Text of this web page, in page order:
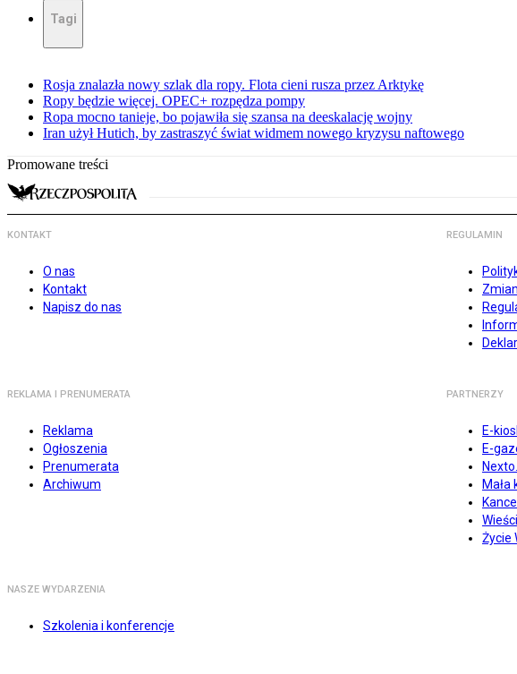
Tagi
Rosja znalazła nowy szlak dla ropy. Flota cieni rusza przez Arktykę
Ropy będzie więcej. OPEC+ rozpędza pompy
Ropa mocno tanieje, bo pojawiła się szansa na deeskalację wojny
Iran użył Hutich, by zastraszyć świat widmem nowego kryzysu naftowego
Promowane treści
KONTAKT
O nas
Kontakt
Napisz do nas
REGULAMIN
REKLAMA I PRENUMERATA
Reklama
Ogłoszenia
Prenumerata
Archiwum
PARTNERZY
E-
E-
Mała
Życie
NASZE WYDARZENIA
Szkolenia i konferencje